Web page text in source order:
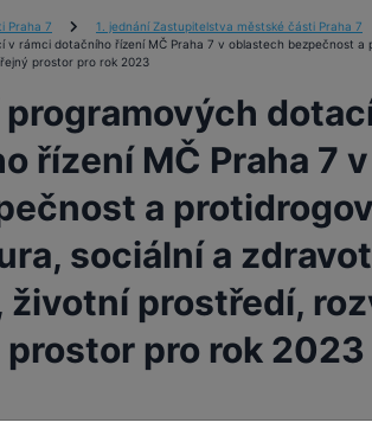
Praha 7
1. jednání Zastupitelstva městské části Praha 7
rámci dotačního řízení MČ Praha 7 v oblastech bezpečnost
prostor pro rok 2023
řízení MČ Praha 7 v
a
sociální a
prostředí,
pro rok 2023